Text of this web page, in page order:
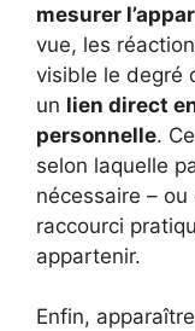
mesurer
vue, les
visible le degré
un lien direct
personnelle.
selon laquelle
nécessaire –
raccourci
appartenir.
Enfin,